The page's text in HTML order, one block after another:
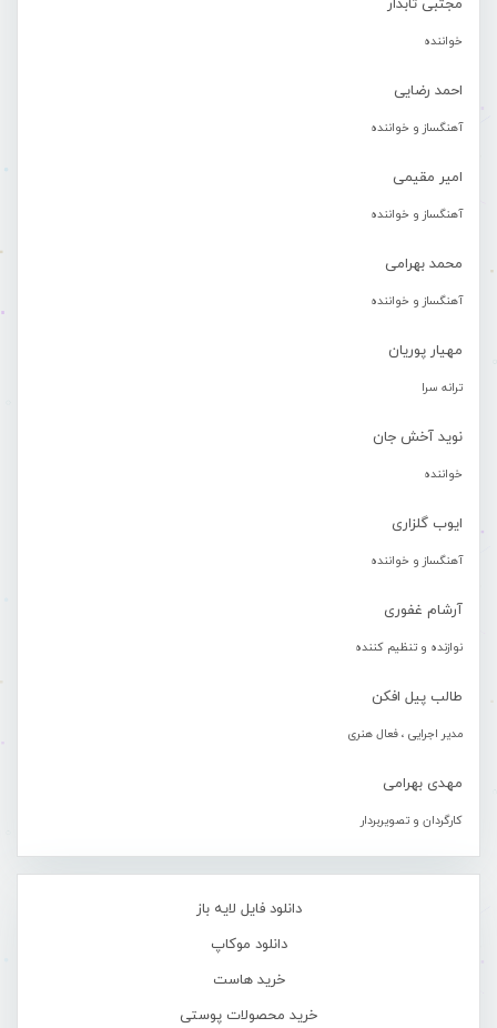
مجتبی تابدار
خواننده
احمد رضایی
آهنگساز و خواننده
امیر مقیمی
آهنگساز و خواننده
محمد بهرامی
آهنگساز و خواننده
مهیار پوریان
ترانه سرا
نوید آخش جان
خواننده
ایوب گلزاری
آهنگساز و خواننده
آرشام غفوری
نوازنده و تنظیم کننده
طالب پیل افکن
مدیر اجرایی ، فعال هنری
مهدی بهرامی
کارگردان و تصویربردار
دانلود فایل لایه باز
دانلود موکاپ
خرید هاست
خرید محصولات پوستی